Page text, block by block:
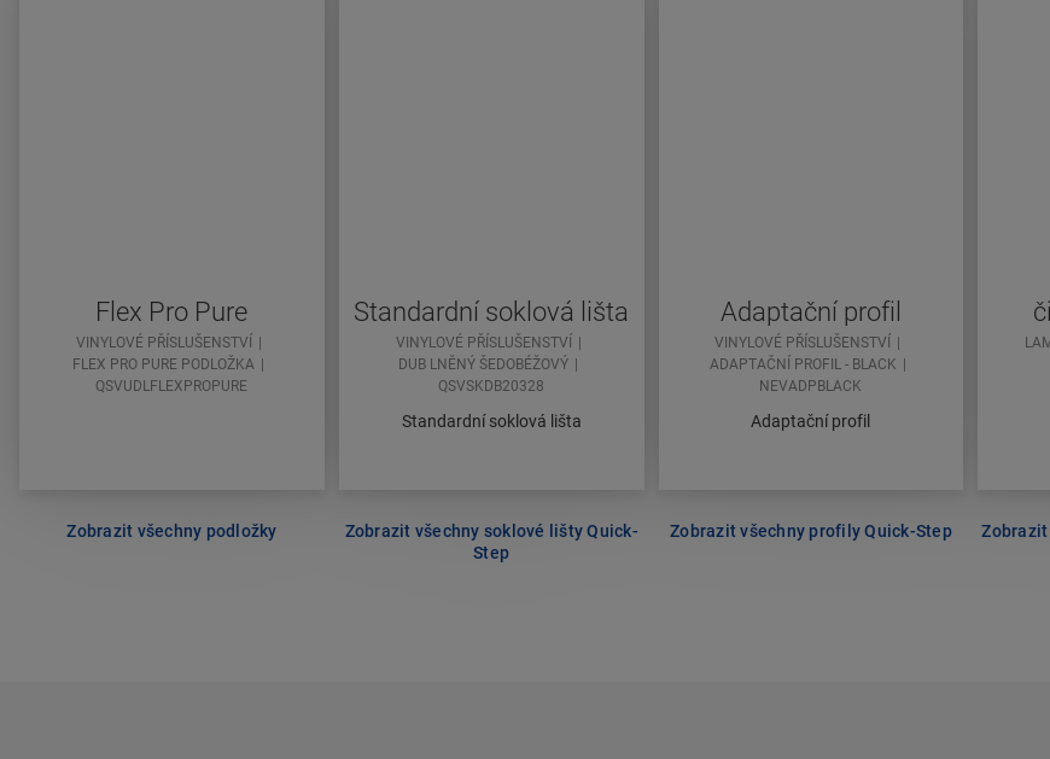
Flex Pro Pure
VINYLOVÉ PŘÍSLUŠENSTVÍ
FLEX PRO PURE PODLOŽKA
QSVUDLFLEXPROPURE
Zobrazit všechny podložky
Standardní soklová lišta
VINYLOVÉ PŘÍSLUŠENSTVÍ
DUB LNĚNÝ ŠEDOBÉŽOVÝ
QSVSKDB20328
Standardní soklová lišta
Zobrazit všechny soklové lišty Quick-
Step
Adaptační profil
VINYLOVÉ PŘÍSLUŠENSTVÍ
ADAPTAČNÍ PROFIL - BLACK
NEVADPBLACK
Adaptační profil
Zobrazit všechny profily Quick-Step Zobrazit